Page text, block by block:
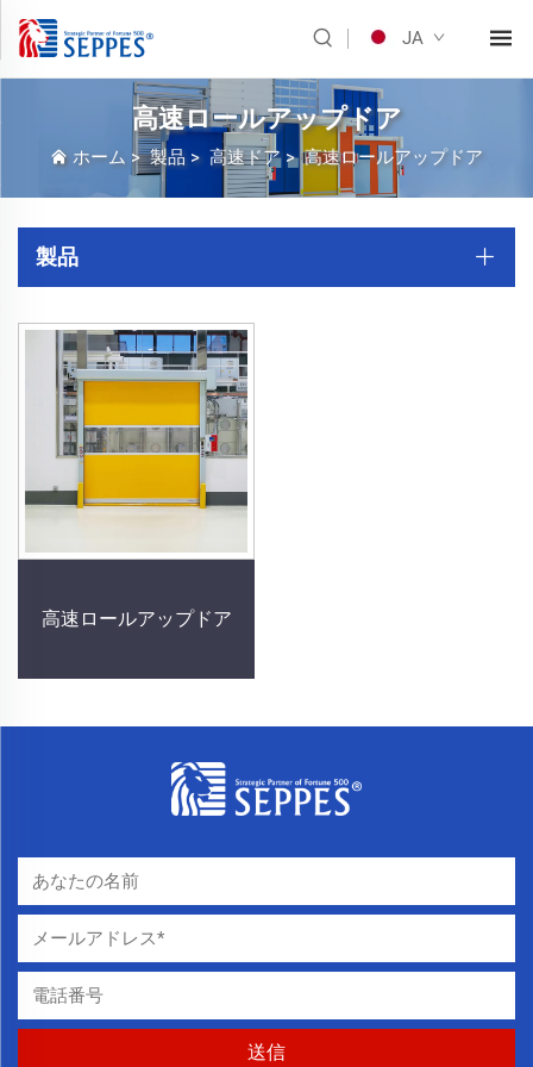
JA
高速ロールアップドア
ホーム >製品 > 高速ドア>高速ロールアップドア
製品
高速ロールアップドア